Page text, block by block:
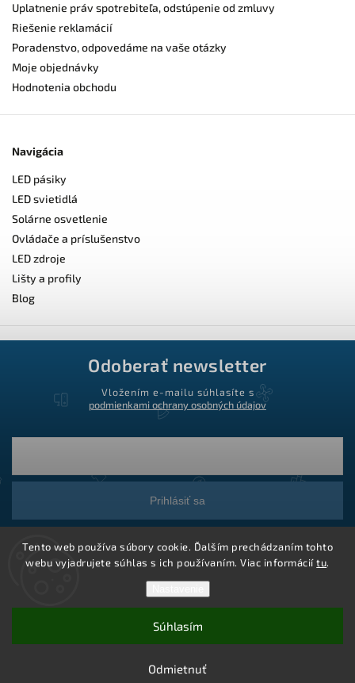
Tento web používa súbory cookie. Ďalším prechádzaním tohto
webu vyjadrujete súhlas s ich používaním. Viac informáciítu.
Odmietnuť
Súhlasím
Uplatnenie práv spotrebiteľa, odstúpenie od zmluvy
Riešenie reklamácií
Poradenstvo, odpovedáme na vaše otázky
Moje objednávky
Hodnotenia obchodu
Navigácia
LED pásiky
LED svietidlá
Solárne osvetlenie
Ovládače a príslušenstvo
LED zdroje
Lišty a profily
Blog
Odoberať newsletter
Vložením e-mailu súhlasíte s
podmienkami ochrany osobných údajov
Prihlásiť sa
Vytvoril Shoptet